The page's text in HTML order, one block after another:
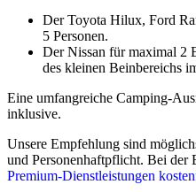
festen Unterkünften, ab
Campingreisen
3 Wochen Namibia
in schönen Lodges und
Campingreisen
Auswahl luxuriöser und
Erlebnisse wie Ballonfahrten
privat geführter
Der Toyota Hilux, Ford
5 Personen.
Der Nissan für maximal 2
des kleinen Beinbereichs
Eine umfangreiche Camping-
inklusive.
Unsere Empfehlung sind
und Personenhaftpflicht. Bei der
Premium-Dienstleistungen